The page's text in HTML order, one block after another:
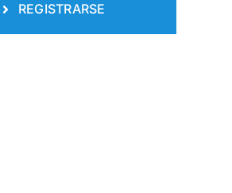
REGISTRARSE